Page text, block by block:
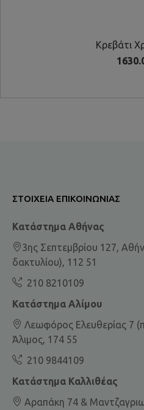
Kρεβάτι
ΣΤΟΙΧΕΊΑ ΕΠΙΚΟΙΝΩΝΊΑΣ
Κατάστημα Αθήνας
3ης Σεπτεμβρίου 127,
δακτυλίου), 112 51
210 8210109
Κατάστημα Αλίμου
Λεωφόρος Ελευθερίας 7
Άλιμος, 174 55
210 9844109
Κατάστημα Καλλιθέας
Αραπάκη 74 &